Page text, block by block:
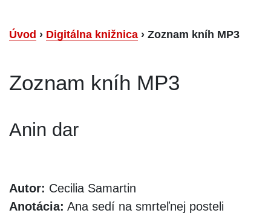
Úvod › Digitálna knižnica › Zoznam kníh MP3
Zoznam kníh MP3
Anin dar
Autor: Cecilia Samartin
Anotácia: Ana sedí na smrteľnej posteli